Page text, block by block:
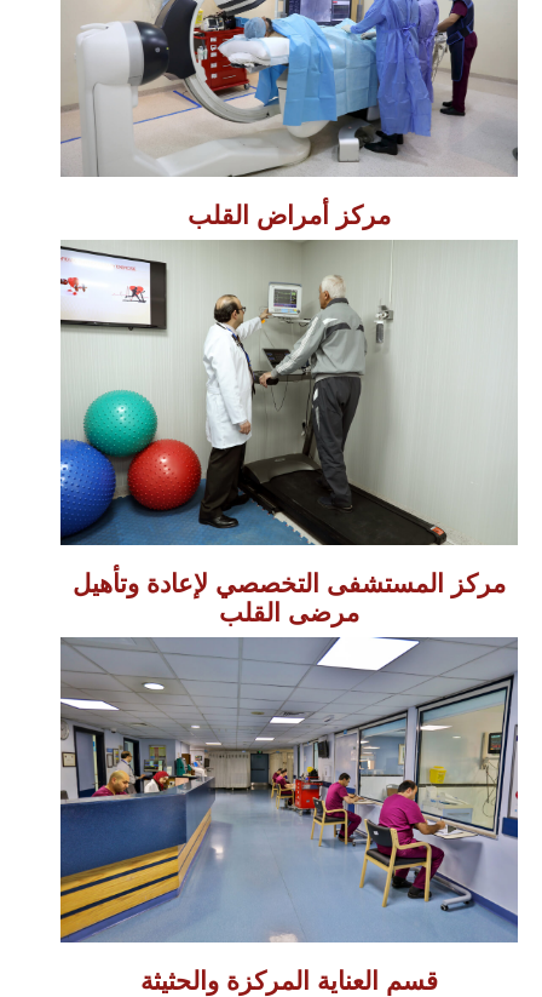
مركز أمراض القلب
مركز المستشفى التخصصي لإعادة وتأهيل
مرضى القلب
قسم العناية المركزة والحثيثة